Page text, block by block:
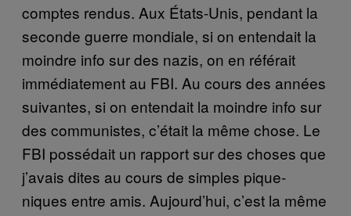
comptes rendus. Aux États-Unis, pendant la
seconde guerre mondiale, si on entendait la
moindre info sur des nazis, on en référait
immédiatement au FBI. Au cours des années
suivantes, si on entendait la moindre info sur
des communistes, c’était la même chose. Le
FBI possédait un rapport sur des choses que
j’avais dites au cours de simples pique-
niques entre amis. Aujourd’hui, c’est la même